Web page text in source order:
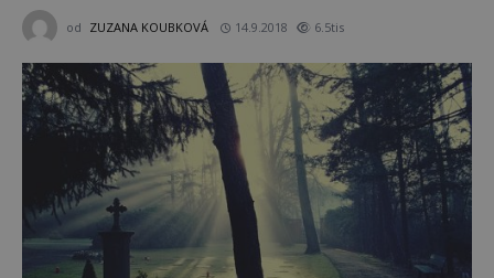
od ZUZANA KOUBKOVÁ 14.9.2018 6.5tis